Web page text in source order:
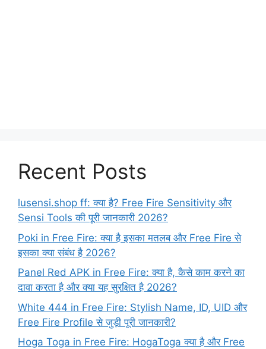
Recent Posts
lusensi.shop ff: क्या है? Free Fire Sensitivity और
Sensi Tools की पूरी जानकारी 2026?
Poki in Free Fire: क्या है इसका मतलब और Free Fire से
इसका क्या संबंध है 2026?
Panel Red APK in Free Fire: क्या है, कैसे काम करने का
दावा करता है और क्या यह सुरक्षित है 2026?
White 444 in Free Fire: Stylish Name, ID, UID और
Free Fire Profile से जुड़ी पूरी जानकारी?
Hoga Toga in Free Fire: HogaToga क्या है और Free